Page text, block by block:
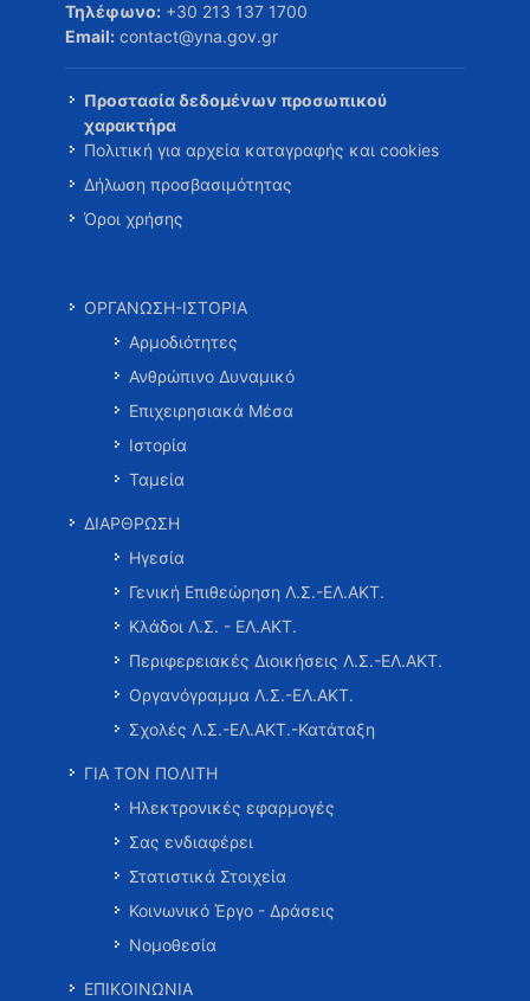
Τηλέφωνο: +30 213 137 1700
Email: contact@yna.gov.gr
Προστασία δεδομένων προσωπικού
χαρακτήρα
Πολιτική για αρχεία καταγραφής και cookies
Δήλωση προσβασιμότητας
Όροι χρήσης
ΟΡΓΑΝΩΣΗ-ΙΣΤΟΡΙΑ
Αρμοδιότητες
Ανθρώπινο Δυναμικό
Επιχειρησιακά Μέσα
Ιστορία
Ταμεία
ΔΙΑΡΘΡΩΣΗ
Ηγεσία
Γενική Επιθεώρηση Λ.Σ.-ΕΛ.ΑΚΤ.
Κλάδοι Λ.Σ. - ΕΛ.ΑΚΤ.
Περιφερειακές Διοικήσεις Λ.Σ.-ΕΛ.ΑΚΤ.
Οργανόγραμμα Λ.Σ.-ΕΛ.ΑΚΤ.
Σχολές Λ.Σ.-ΕΛ.ΑΚΤ.-Κατάταξη
ΓΙΑ ΤΟΝ ΠΟΛΙΤΗ
Ηλεκτρονικές εφαρμογές
Σας ενδιαφέρει
Στατιστικά Στοιχεία
Κοινωνικό Έργο - Δράσεις
Νομοθεσία
ΕΠΙΚΟΙΝΩΝΙΑ